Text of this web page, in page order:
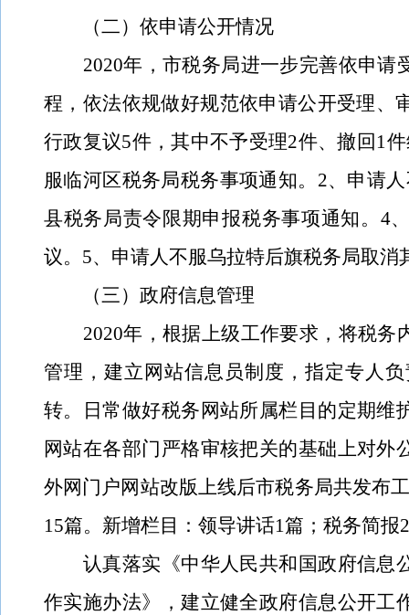
（二）依申请公开情况
2020年，市税务局进一步完善依申请
程，依法依规做好规范依申请公开受理、
行政复议5件，其中不予受理2件、撤回 1
服临河区税务局税务事项通知。 2、申请
县税务局责令限期申报税务事项通知。 4
议。 5、申请人不服乌拉特后旗税务局取
（三）政府信息管理
2020年，根据上级工作要求，将税务
管理，建立网站信息员制度，指定专人
转。日常做好税务网站所属栏目的定期维
网站在各部门严格审核把关的基础上对
外网门户网站改版上线后市税务局共发布
15篇。新增栏目：领导讲话1篇；税务简报
认真落实 《中华人民共和国政府信息
作实施办法》，建立健全政府信息公开工